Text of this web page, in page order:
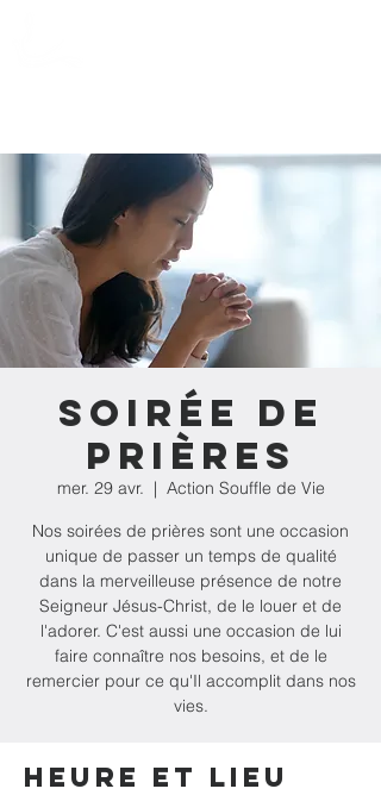
Soirée de
prières
mer. 29 avr.
  |
Action Souffle de Vie
Nos soirées de prières sont une occasion
unique de passer un temps de qualité
dans la merveilleuse présence de notre
Seigneur Jésus-Christ, de le louer et de
l'adorer. C'est aussi une occasion de lui
faire connaître nos besoins, et de le
remercier pour ce qu'Il accomplit dans nos
vies.
Heure et lieu